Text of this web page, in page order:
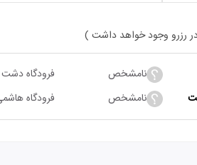
در رزرو وجود خواهد داشت )
نامشخص فرودگاه دشت
نامشخص فرودگاه